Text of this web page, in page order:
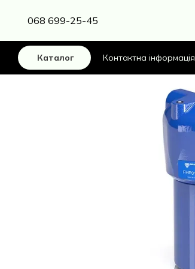
068 699-25-45
Каталог Контактна інформація